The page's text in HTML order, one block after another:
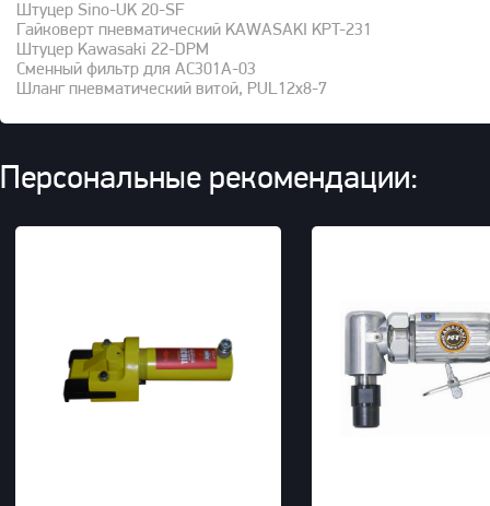
Штуцер Sino-UK 20-SF
Гайковерт пневматический KAWASAKI KPT-231
Штуцер Kawasaki 22-DPM
Сменный фильтр для AC301A-03
Шланг пневматический витой, PUL12x8-7
Персональные рекомендации: